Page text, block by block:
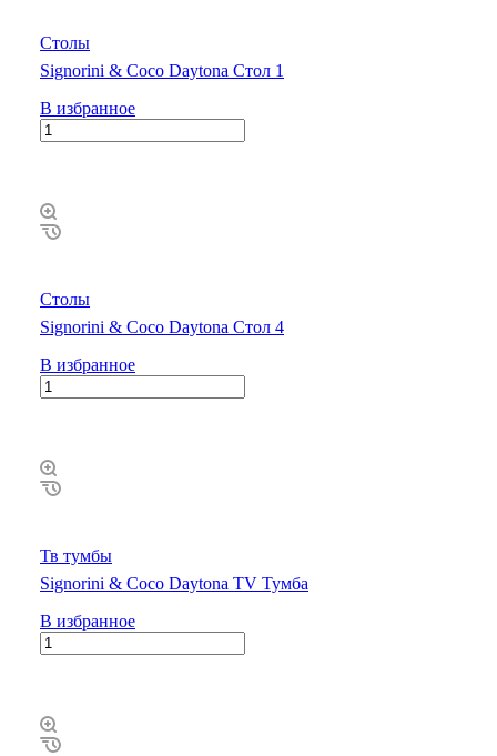
Столы
Signorini & Coco Daytona Стол 1
В избранное
Столы
Signorini & Coco Daytona Стол 4
В избранное
Тв тумбы
Signorini & Coco Daytona TV Тумба
В избранное